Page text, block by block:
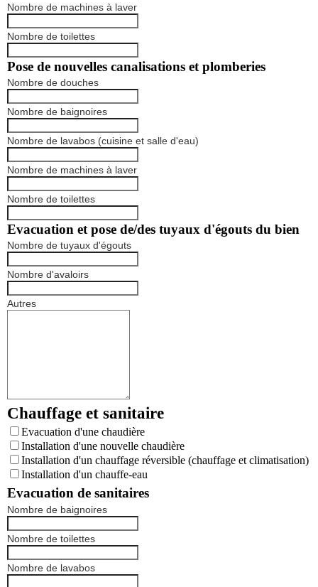
Nombre de machines à laver
Nombre de toilettes
Pose de nouvelles canalisations et plomberies
Nombre de douches
Nombre de baignoires
Nombre de lavabos (cuisine et salle d'eau)
Nombre de machines à laver
Nombre de toilettes
Evacuation et pose de/des tuyaux d'égouts du bien
Nombre de tuyaux d'égouts
Nombre d'avaloirs
Autres
Chauffage et sanitaire
Evacuation d'une chaudière
Installation d'une nouvelle chaudière
Installation d'un chauffage réversible (chauffage et climatisation)
Installation d'un chauffe-eau
Evacuation de sanitaires
Nombre de baignoires
Nombre de toilettes
Nombre de lavabos